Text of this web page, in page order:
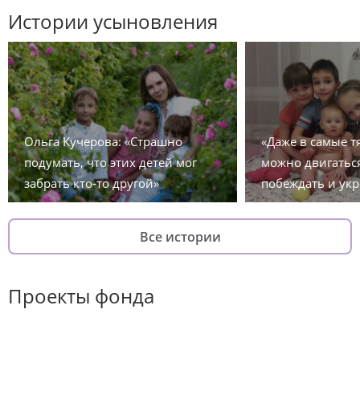
Истории усыновления
Ольга Кучерова: «Страшно
подумать, что этих детей мог
забрать кто-то другой»
«Даже в самые
можно
побеждать и
Все истории
Проекты фонда